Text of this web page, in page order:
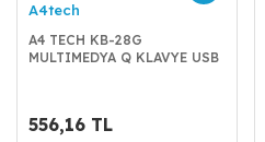
A4tech
A4 TECH KB-28G
MULTIMEDYA Q KLAVYE USB
556,16 TL